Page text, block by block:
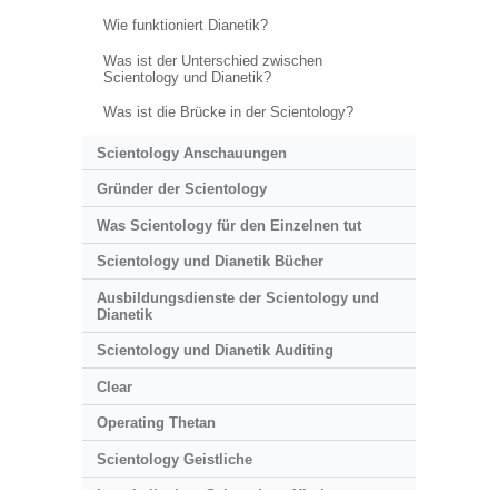
Wie funktioniert Dianetik?
Was ist der Unterschied zwischen
Scientology und Dianetik?
Was ist die Brücke in der Scientology?
Scientology Anschauungen
Gründer der Scientology
Was Scientology für den Einzelnen tut
Scientology und Dianetik Bücher
Ausbildungsdienste der Scientology und
Dianetik
Scientology und Dianetik Auditing
Clear
Operating Thetan
Scientology Geistliche